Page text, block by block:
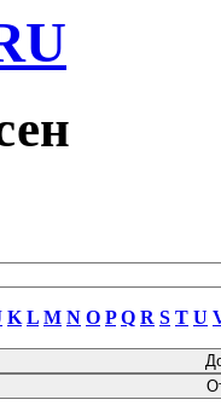
K L M N O P Q R S T U